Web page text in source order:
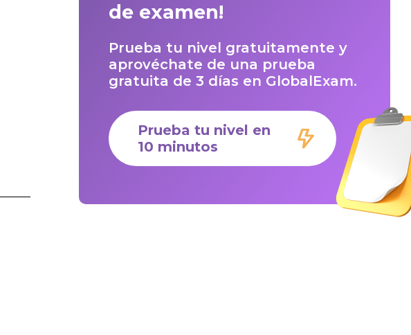
de examen!
Prueba tu nivel gratuitamente y
aprovéchate de una prueba
gratuita de 3 días en GlobalExam.
Prueba tu nivel en
10 minutos